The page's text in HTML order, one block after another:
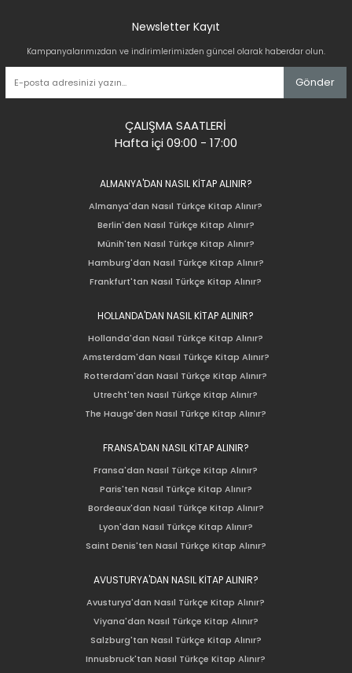
Newsletter Kayıt
Kampanyalarımızdan ve indirimlerimizden güncel olarak haberdar olun.
Gönder
ÇALIŞMA SAATLERİ
Hafta içi 09:00 - 17:00
ALMANYA'DAN NASIL KİTAP ALINIR?
Almanya'dan Nasıl Türkçe Kitap Alınır?
Berlin'den Nasıl Türkçe Kitap Alınır?
Münih'ten Nasıl Türkçe Kitap Alınır?
Hamburg'dan Nasıl Türkçe Kitap Alınır?
Frankfurt'tan Nasıl Türkçe Kitap Alınır?
HOLLANDA'DAN NASIL KİTAP ALINIR?
Hollanda'dan Nasıl Türkçe Kitap Alınır?
Amsterdam'dan Nasıl Türkçe Kitap Alınır?
Rotterdam'dan Nasıl Türkçe Kitap Alınır?
Utrecht'ten Nasıl Türkçe Kitap Alınır?
The Hauge'den Nasıl Türkçe Kitap Alınır?
FRANSA'DAN NASIL KİTAP ALINIR?
Fransa'dan Nasıl Türkçe Kitap Alınır?
Paris'ten Nasıl Türkçe Kitap Alınır?
Bordeaux'dan Nasıl Türkçe Kitap Alınır?
Lyon'dan Nasıl Türkçe Kitap Alınır?
Saint Denis'ten Nasıl Türkçe Kitap Alınır?
AVUSTURYA'DAN NASIL KİTAP ALINIR?
Avusturya'dan Nasıl Türkçe Kitap Alınır?
Viyana'dan Nasıl Türkçe Kitap Alınır?
Salzburg'tan Nasıl Türkçe Kitap Alınır?
Innusbruck'tan Nasıl Türkçe Kitap Alınır?